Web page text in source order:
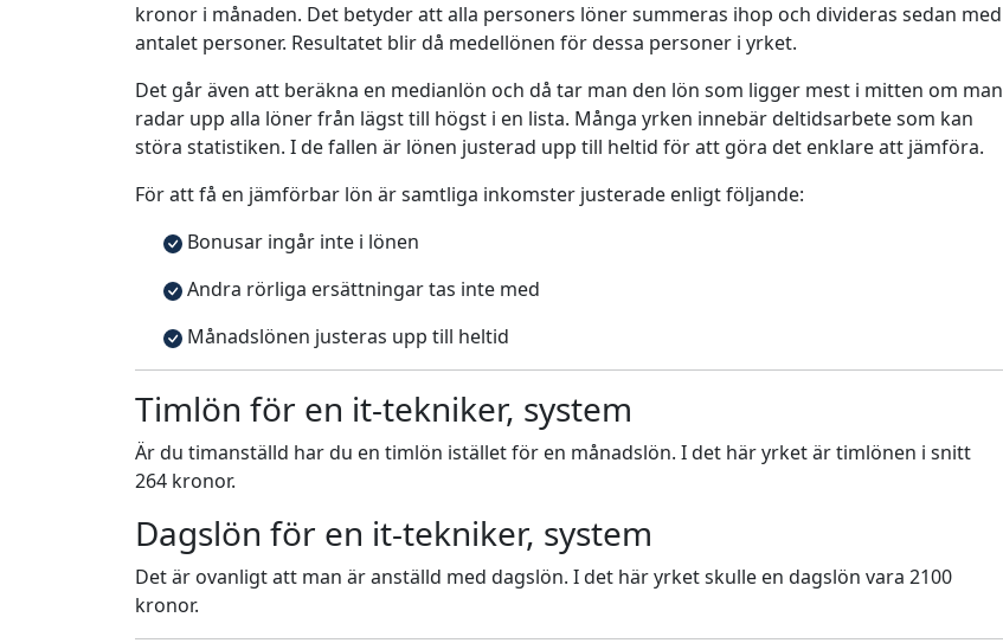
kronor i månaden. Det betyder att alla personers löner summeras ihop och divideras sedan med
antalet personer. Resultatet blir då medellönen för dessa personer i yrket.
Det går även att beräkna en medianlön och då tar man den lön som ligger mest i mitten om man
radar upp alla löner från lägst till högst i en lista. Många yrken innebär deltidsarbete som kan
störa statistiken. I de fallen är lönen justerad upp till heltid för att göra det enklare att jämföra.
För att få en jämförbar lön är samtliga inkomster justerade enligt följande:
Bonusar ingår inte i lönen
Andra rörliga ersättningar tas inte med
Månadslönen justeras upp till heltid
Timlön för en it-tekniker, system
Är du timanställd har du en timlön istället för en månadslön. I det här yrket är timlönen i snitt
264 kronor.
Dagslön för en it-tekniker, system
Det är ovanligt att man är anställd med dagslön. I det här yrket skulle en dagslön vara 2100
kronor.